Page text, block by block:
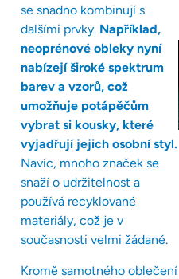
se snadno kombinují s
dalšími prvky. Například,
neoprénové obleky nyní
nabízejí široké spektrum
barev a vzorů, což
umožňuje potápěčům
vybrat si kousky, které
vyjadřují jejich osobní styl.
Navíc, mnoho značek se
snaží o udržitelnost a
používá recyklované
materiály, což je v
současnosti velmi žádané.
Kromě samotného oblečení